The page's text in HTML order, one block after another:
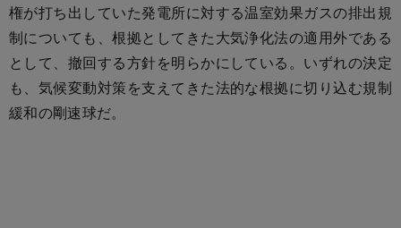
権が打ち出していた発電所に対する温室効果ガスの排出規
制についても、根拠としてきた大気浄化法の適用外である
として、撤回する方針を明らかにしている。いずれの決定
も、気候変動対策を支えてきた法的な根拠に切り込む規制
緩和の剛速球だ。